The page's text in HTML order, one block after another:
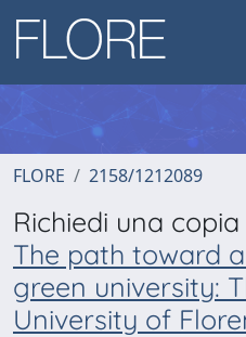
FLORE 2158/1212089
Richiedi una
The path toward
green university:
University of